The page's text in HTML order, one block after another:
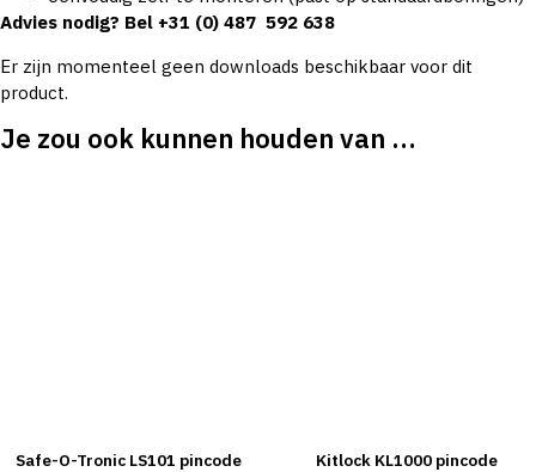
Advies nodig? Bel +31 (0) 487 592 638
Er zijn momenteel geen downloads beschikbaar voor dit
product.
Je zou ook kunnen houden van …
Safe-O-Tronic LS101 pincode
Kitlock KL1000 pincode